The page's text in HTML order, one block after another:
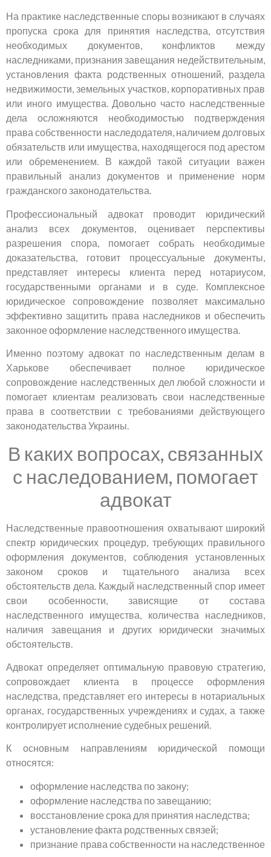
На практике наследственные споры возникают в случаях
пропуска срока для принятия наследства, отсутствия
необходимых документов, конфликтов между
наследниками, признания завещания недействительным,
установления факта родственных отношений, раздела
недвижимости, земельных участков, корпоративных прав
или иного имущества. Довольно часто наследственные
дела осложняются необходимостью подтверждения
права собственности наследодателя, наличием долговых
обязательств или имущества, находящегося под арестом
или обременением. В каждой такой ситуации важен
правильный анализ документов и применение норм
гражданского законодательства.
Профессиональный адвокат проводит юридический
анализ всех документов, оценивает перспективы
разрешения спора, помогает собрать необходимые
доказательства, готовит процессуальные документы,
представляет интересы клиента перед нотариусом,
государственными органами и в суде. Комплексное
юридическое сопровождение позволяет максимально
эффективно защитить права наследников и обеспечить
законное оформление наследственного имущества.
Именно поэтому адвокат по наследственным делам в
Харькове обеспечивает полное юридическое
сопровождение наследственных дел любой сложности и
помогает клиентам реализовать свои наследственные
права в соответствии с требованиями действующего
законодательства Украины.
В каких вопросах, связанных
с наследованием, помогает
адвокат
Наследственные правоотношения охватывают широкий
спектр юридических процедур, требующих правильного
оформления документов, соблюдения установленных
законом сроков и тщательного анализа всех
обстоятельств дела. Каждый наследственный спор имеет
свои особенности, зависящие от состава
наследственного имущества, количества наследников,
наличия завещания и других юридически значимых
обстоятельств.
Адвокат определяет оптимальную правовую стратегию,
сопровождает клиента в процессе оформления
наследства, представляет его интересы в нотариальных
органах, государственных учреждениях и судах, а также
контролирует исполнение судебных решений.
К основным направлениям юридической помощи
относятся:
оформление наследства по закону;
оформление наследства по завещанию;
восстановление срока для принятия наследства;
установление факта родственных связей;
признание права собственности на наследственное